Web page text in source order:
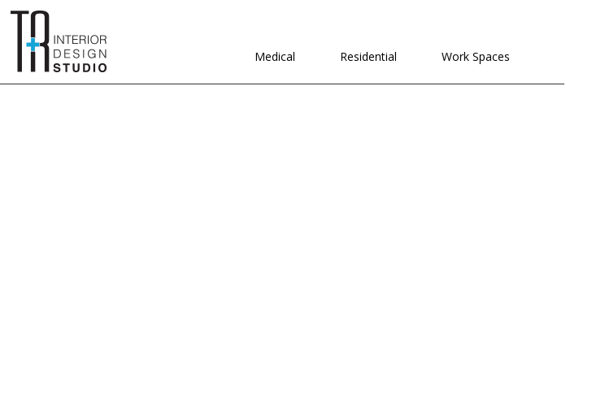
Work Spaces
Residential
Medical